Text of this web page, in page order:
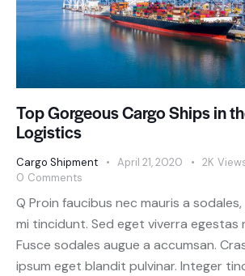
Top Gorgeous Cargo Ships in
Logistics
Cargo Shipment April 21, 2020 2K
0 Comments
Q Proin faucibus nec mauris a
mi tincidunt. Sed eget viverra egestas
Fusce sodales augue a accumsan.
ipsum eget blandit pulvinar. Integer